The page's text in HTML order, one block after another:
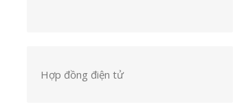
Hợp đồng điện tử